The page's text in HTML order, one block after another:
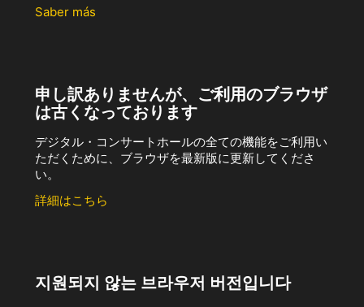
Saber más
申し訳ありませんが、ご利用のブラウザ
は古くなっております
デジタル・コンサートホールの全ての機能をご利用い
ただくために、ブラウザを最新版に更新してくださ
い。
詳細はこちら
지원되지 않는 브라우저 버전입니다